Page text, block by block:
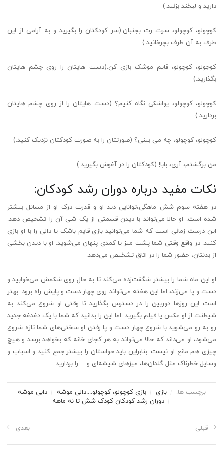
دارید و لبخند بزنید.)
کوچولو، کوچولو، سرت رت بجنبان.(سر کودکتان را بگیرید و به آرامی از این
طرف به آن طرف بچرخانید.)
کوجولو، کوچولو، قایم موشک بازی کن.(دست هایتان را روی چشم هایتان
بگذارید.)
کوچولو، کوچولو، یواشکی نگاه کنیم؟ (دست هایتان را از روی چشم هایتان
بردارید.)
کوچولو، کوچولو، چه می بینی؟ (صورتتان را به صورت کودکتان نزدیک کنید.)
من برگشتم، آری، بابا! (کودکتان را در آغوش بگیرید.)
نکات مفید درباره دوران رشد کودکان:
در هفته سوم شش ماهگی،توانایی دید او و قدرت درک او از مسائل بیشتر
شده است. او حالا می‌تواند با دیدن قسمتی از یک شی آن را تشخیص دهد.
این درست زمانی است که شما می‌توانید بازی قایم باشک یا دالی را با او بازی
کنید. در واقع وقتی شما پشت میز یا کمدی پنهان می‌شوید. او با دیدن بخشی
از بدنتان، حضور شما را در اتاق تشخیص می‌دهد.
او این ماه شما را بیشتر شگفت‌زده می‌کند تا به حال روی شکمش می‌خوابید و
دست و پا می‌زند، اما این هفته می‌تواند روی چهار دست و پایش راه برود. بهتر
است این روزها دوربین را در دسترس بگذارید تا وقتی او شروع می‌کند به
شیطنت از او عکس یا فیلم بگیرید. اما این را بدانید که شما با یک دغدغه جدید
رو به رو می‌شوید با شروع چهار دست و پا رفتن او سختی‌های شما تازه شروع
می‌شود، او می‌داند که حالا می‌تواند به هر کجای خانه که بخواهد برسد و هیچ
چیزی هم مانع او نیست. بنابراین باید حواستان را بیشتر جمع کنید و اسباب و
وسایل خطرناک مثل گلدان‌ها، میزهای شیشه‌ای و… را بردارید.
برچسب ها: بازی بازی کوچولو، کوچولو....دالی موشه
دابی موشه
دوران رشد کودکان کودک شش تا نه ماهه
قبلی بعدی